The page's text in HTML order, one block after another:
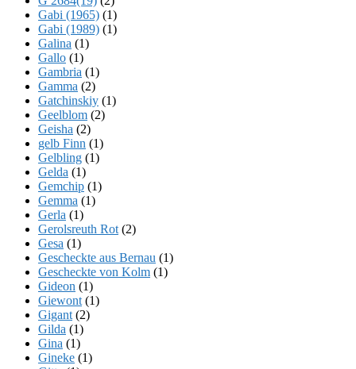
Gabi (1965) (1)
Gabi (1989) (1)
Galina (1)
Gallo (1)
Gambria (1)
Gamma (2)
Gatchinskiy (1)
Geelblom (2)
Geisha (2)
gelb Finn (1)
Gelbling (1)
Gelda (1)
Gemchip (1)
Gemma (1)
Gerla (1)
Gerolsreuth Rot (2)
Gesa (1)
Gescheckte aus Bernau (1)
Gescheckte von Kolm (1)
Gideon (1)
Giewont (1)
Gigant (2)
Gilda (1)
Gina (1)
Gineke (1)